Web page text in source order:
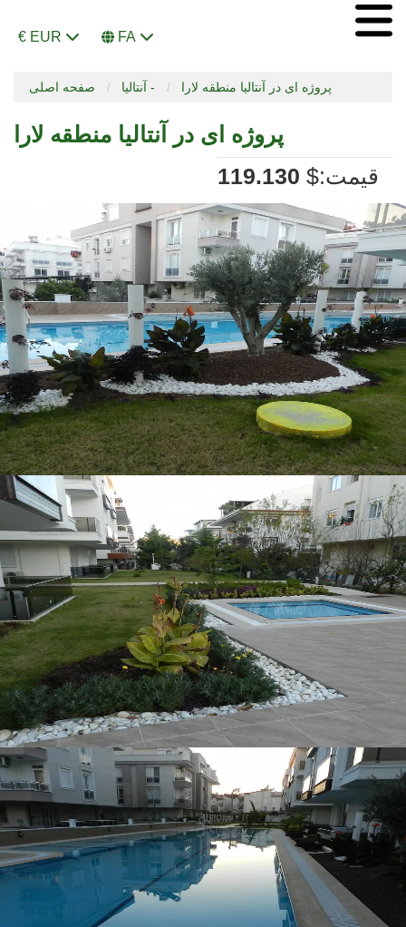
€ EUR FA
صفحه اصلی آنتالیا - پروژه ای در آنتالیا منطقه لارا
پروژه ای در آنتالیا منطقه لارا
:قیمت
119.130 $